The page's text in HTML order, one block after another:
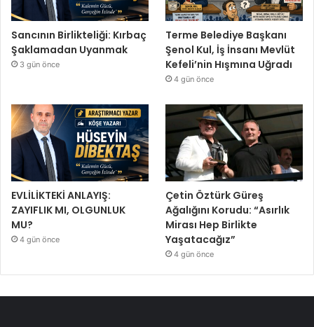
Sancının Birlikteliği: Kırbaç
Şaklamadan Uyanmak
3 gün önce
Terme Belediye Başkanı
Şenol Kul, İş İnsanı Mevlüt
Kefeli’nin Hışmına Uğradı
4 gün önce
EVLİLİKTEKİ ANLAYIŞ:
ZAYIFLIK MI, OLGUNLUK
MU?
4 gün önce
Çetin Öztürk Güreş
Ağalığını Korudu: “Asırlık
Mirası Hep Birlikte
Yaşatacağız”
4 gün önce